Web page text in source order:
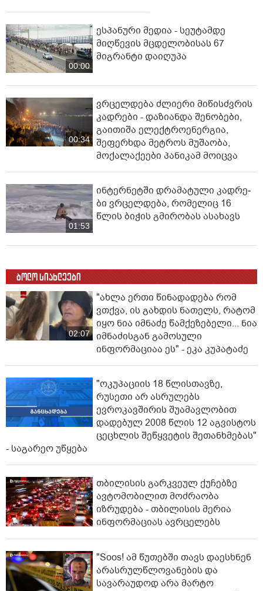
00:00
ესპანური მედია - სეუტამდე
მიღწევის მცდელობისას 67
მიგრანტი დაიღუპა
00:34
ვრცელდება ძლიერი მიწისძვრის
კადრები - დაზიანდა შენობები,
გაითიშა ელექტროენერგია,
შეფერხდა მეტროს მუშაობა,
მოქალაქეები პანიკამ მოიცვა
01:53
ინ­ტერ­ნეტ­ში დრა­მა­ტუ­ლი კად­რე­
ბი ვრცელდება, რომელიც 16
წლის ბიჭის გმირობას ასახავს
ბოლო სიახლეები
02:07
"ახლა ერთი წინადადება რომ
ვთქვა, ის გახდის ნათელს, რატომ
იყო ნია იმნაძე წამქეზებელი... ნია
იმნაძისგან გამოსული
ინფორმაციაა ეს" - ეკა კუპატაძე
"ოკუპაციის 18 წლისთავზე,
რუსეთი არ ასრულებს
ევროკავშირის შუამავლობით
დადებულ 2008 წლის 12 აგვისტოს
ცეცხლის შეწყვეტის შეთანხმებას"
- საგარეო უწყება
თბილისის გარკვეულ ქუჩებზე
ავტომობილით მოძრაობა
იზრუდება - თბილისის მერია
ინფორმაციას ავრცელებს
"Soos! ამ წუთებში თავს დაესხნენ
არასრულწლოვანების და
სავარაუდოდ არა მარტო